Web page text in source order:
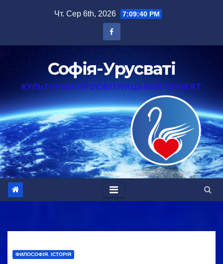
Чт. Сер 6th, 2026 7:09:41 PM
Софія-Урусваті
КУЛЬТУРНО-ПРОСВІТНИЦЬКИЙ ПРОЕКТ
ФИЛОСОФІЯ. ІСТОРІЯ